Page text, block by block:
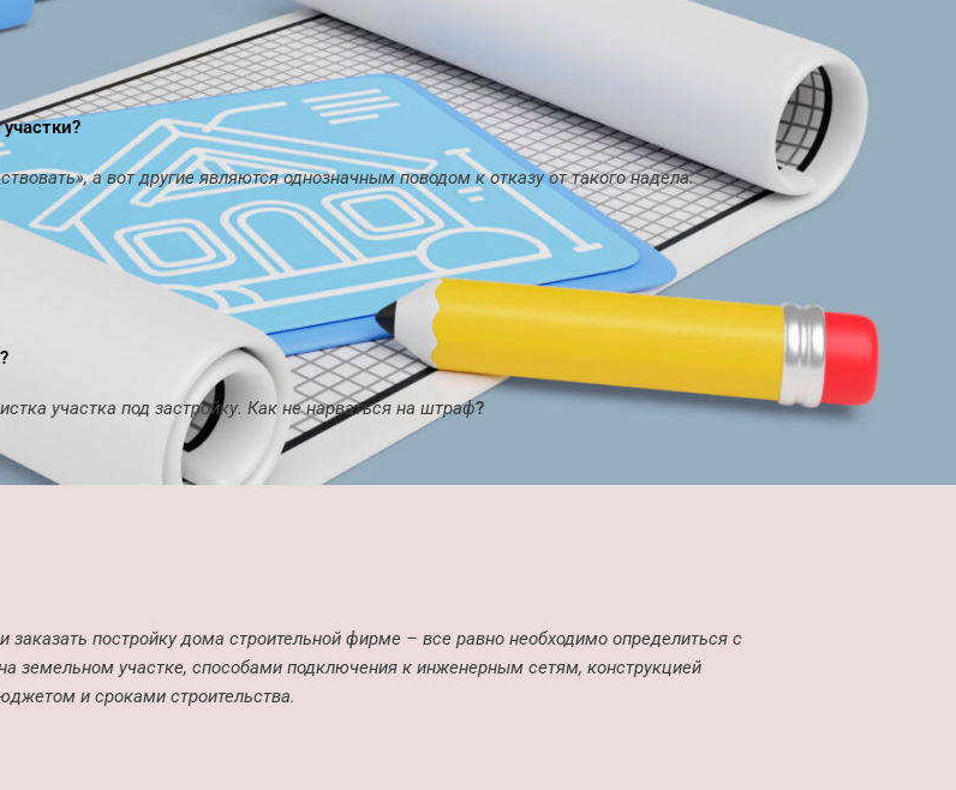
а вот другие являются однозначным поводом к отказу от такого надела.
участка под застройку. Как не нарваться на штраф?
заказать постройку дома строительной фирме – все равно необходимо определиться с
земельном участке, способами подключения к инженерным сетям, конструкцией
и сроками строительства.